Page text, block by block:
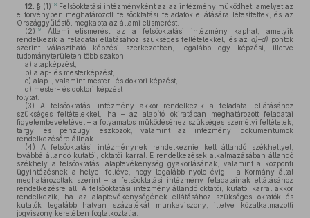
12. § (1) 18 Felsőoktatási intézményként az az intézmény működhet, amelyet az
e törvényben meghatározott felsőoktatási feladatok ellátására létesítettek, és az
Országgyűléstől megkapta az állami elismerést.
(2) 19
Állami elismerést az a felsőoktatási intézmény kaphat, amelyik
rendelkezik a feladatai ellátásához szükséges feltételekkel, és az a)–d) pontok
szerint választható képzési szerkezetben, legalább egy képzési, illetve
tudományterületen több szakon
a) alapképzést,
b) alap- és mesterképzést,
c) alap-, valamint mester- és doktori képzést,
d) mester- és doktori képzést
folytat.
(3) A felsőoktatási intézmény akkor rendelkezik a feladatai ellátásához
szükséges feltételekkel, ha – az alapító okiratában meghatározott feladatai
figyelembevételével – a folyamatos működéséhez szükséges személyi feltételek,
tárgyi és pénzügyi eszközök, valamint az intézményi dokumentumok
rendelkezésére állnak.
(4) A felsőoktatási intézménynek rendelkeznie kell állandó székhellyel,
továbbá állandó kutatói, oktatói karral. E rendelkezések alkalmazásában állandó
székhely a felsőoktatási alaptevékenység gyakorlásának, valamint a központi
ügyintézésnek a helye, feltéve, hogy legalább nyolc évig – a Kormány által
meghatározottak szerint – a felsőoktatási intézmény feladatainak ellátásához
rendelkezésre áll. A felsőoktatási intézmény állandó oktatói, kutatói karral akkor
rendelkezik, ha az alaptevékenységének ellátásához szükséges oktatók és
kutatók legalább hatvan százalékát munkaviszony, illetve közalkalmazotti
jogviszony keretében foglalkoztatja.